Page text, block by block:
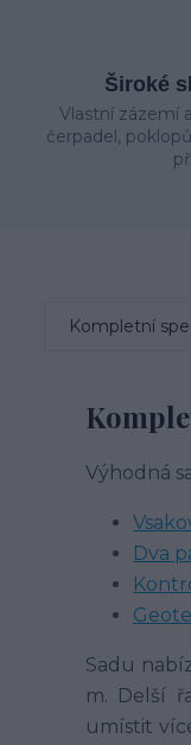
Široké
Vlastní zázemí
čerpadel,
Kompletní
Výhodná
Dva
Sadu
m. Delší
umístit